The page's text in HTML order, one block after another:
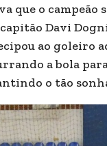
que o campeão
Davi
ao goleiro
a bola
o tão